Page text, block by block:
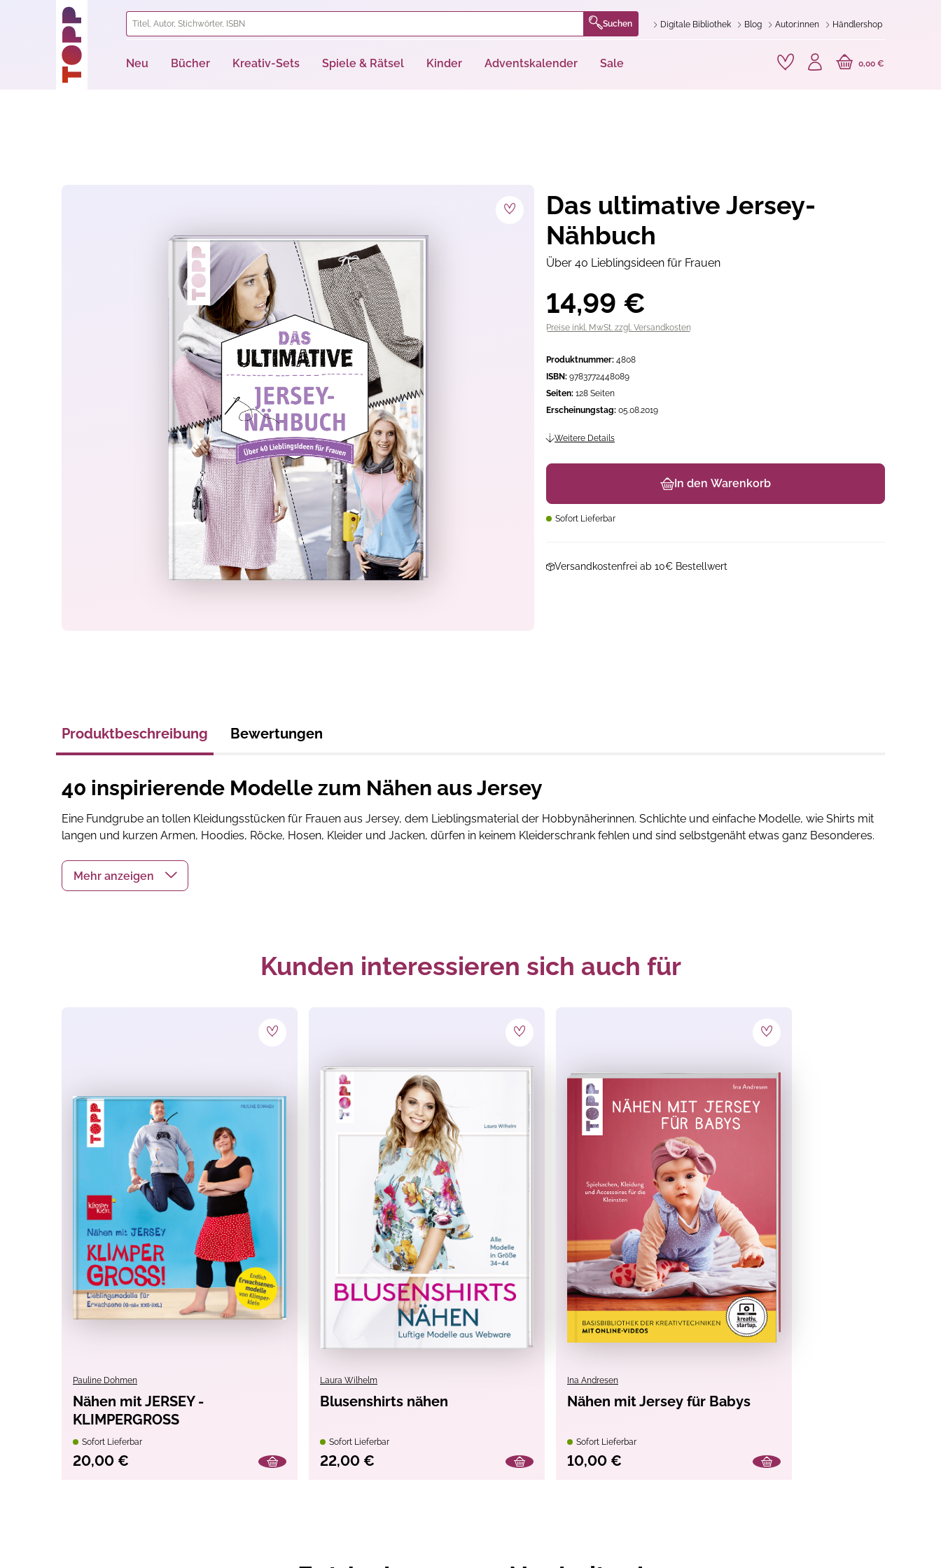
Zur Hauptnavigation springen
Suchen Digitale Bibliothek Blog Autor:innen Händlershop
Neu Bücher Kreativ-Sets Spiele & Rätsel Kinder Adventskalender Sale 0,00 €
Das ultimative Jersey-
Nähbuch
Über 40 Lieblingsideen für Frauen
14,99 €
Preise inkl. MwSt. zzgl. Versandkosten
Produktnummer: 4808
ISBN: 9783772448089
Seiten: 128 Seiten
Erscheinungstag: 05.08.2019
Weitere Details
In den Warenkorb
Sofort Lieferbar
Versandkostenfrei ab 10€ Bestellwert
Produktbeschreibung Bewertungen
40 inspirierende Modelle zum Nähen aus Jersey
Eine Fundgrube an tollen Kleidungsstücken für Frauen aus Jersey, dem Lieblingsmaterial der Hobbynäherinnen. Schlichte und einfache Modelle, wie Shirts mit
langen und kurzen Armen, Hoodies, Röcke, Hosen, Kleider und Jacken, dürfen in keinem Kleiderschrank fehlen und sind selbstgenäht etwas ganz Besonderes.
einige Schnitte für hübsche Wäsche.
Geschenke selber machen , Schmuck & Perlen
Kunden interessieren sich auch für
Pauline Dohmen
Nähen mit JERSEY -
KLIMPERGROSS
Sofort Lieferbar
20,00 €
Laura Wilhelm
Blusenshirts nähen
Sofort Lieferbar
22,00 €
Ina Andresen
Nähen mit Jersey für Babys
Sofort Lieferbar
10,00 €